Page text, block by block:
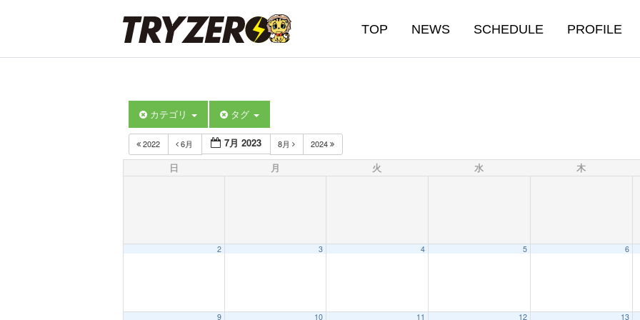
TOP NEWS SCHEDULE PROFILE
カテゴリ タグ
2022 6月 7月 2023 8月 2024
日 月 火 水 木
2 3 4 5 6
9 10 11 12 13